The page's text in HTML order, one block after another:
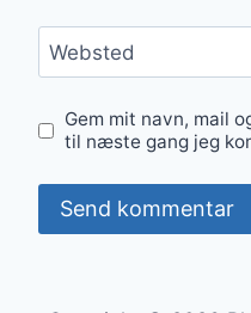
Websted
Gem mit navn, mail
til næste gang jeg